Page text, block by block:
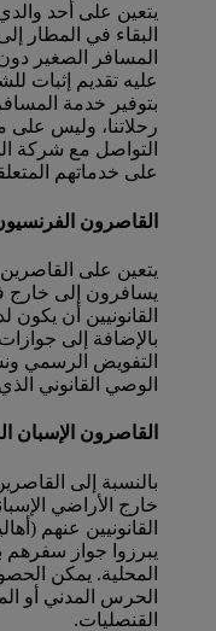
يتعين على أحد
البقاء في المطار
المسافر الصغير
عليه تقديم إثبات
بتوفير خدمة
رحلاتنا، وليس على
التواصل مع شركة
على خدماتهم
القاصرون
يتعين على
يسافرون إلى خارج
القانونيين أن
بالإضافة إلى
التفويض الرسمي
الوصي القانوني
القاصرون الإسبان
خارج الأراضي
القانونيين عنهم
يبرزوا جواز سفرهم
المحلية. يمكن
الحرس المدني أو
القنصليات.